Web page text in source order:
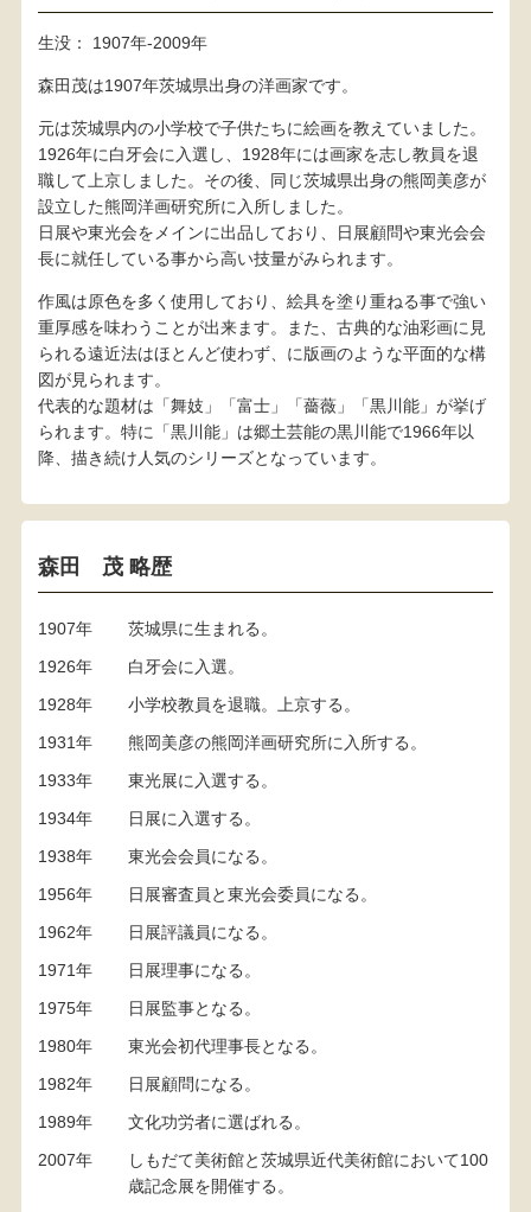
生没： 1907年‐2009年
森田茂は1907年茨城県出身の洋画家です。
元は茨城県内の小学校で子供たちに絵画を教えていました。
1926年に白牙会に入選し、1928年には画家を志し教員を退
職して上京しました。その後、同じ茨城県出身の熊岡美彦が
設立した熊岡洋画研究所に入所しました。
日展や東光会をメインに出品しており、日展顧問や東光会会
長に就任している事から高い技量がみられます。
作風は原色を多く使用しており、絵具を塗り重ねる事で強い
重厚感を味わうことが出来ます。また、古典的な油彩画に見
られる遠近法はほとんど使わず、に版画のような平面的な構
図が見られます。
代表的な題材は「舞妓」「富士」「薔薇」「黒川能」が挙げ
られます。特に「黒川能」は郷土芸能の黒川能で1966年以
降、描き続け人気のシリーズとなっています。
森田 茂 略歴
1907年
茨城県に生まれる。
1926年
白牙会に入選。
1928年
小学校教員を退職。上京する。
1931年
熊岡美彦の熊岡洋画研究所に入所する。
1933年
東光展に入選する。
1934年
日展に入選する。
1938年
東光会会員になる。
1956年
日展審査員と東光会委員になる。
1962年
日展評議員になる。
1971年
日展理事になる。
1975年
日展監事となる。
1980年
東光会初代理事長となる。
1982年
日展顧問になる。
1989年
文化功労者に選ばれる。
2007年
しもだて美術館と茨城県近代美術館において100
歳記念展を開催する。